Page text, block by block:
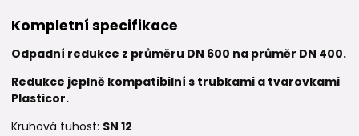
Kompletní specifikace
Odpadní redukce z průměru DN 600 na průměr DN 400.
Redukce jeplně kompatibilní s trubkami a tvarovkami
Plasticor.
Kruhová tuhost: SN 12